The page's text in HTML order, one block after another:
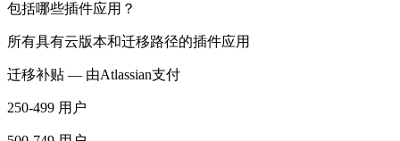
包括哪些插件应用？
所有具有云版本和迁移路径的插件应用
迁移补贴 — 由Atlassian支付
250-499 用户